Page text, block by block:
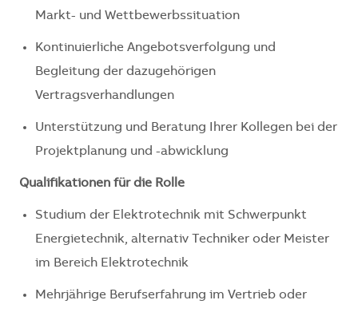
Markt- und Wettbewerbssituation
Kontinuierliche Angebotsverfolgung und
Begleitung der dazugehörigen
Vertragsverhandlungen
Unterstützung und Beratung Ihrer Kollegen bei der
Projektplanung und -abwicklung
Qualifikationen für die Rolle
Studium der Elektrotechnik mit Schwerpunkt
Energietechnik, alternativ Techniker oder Meister
im Bereich Elektrotechnik
Mehrjährige Berufserfahrung im Vertrieb oder